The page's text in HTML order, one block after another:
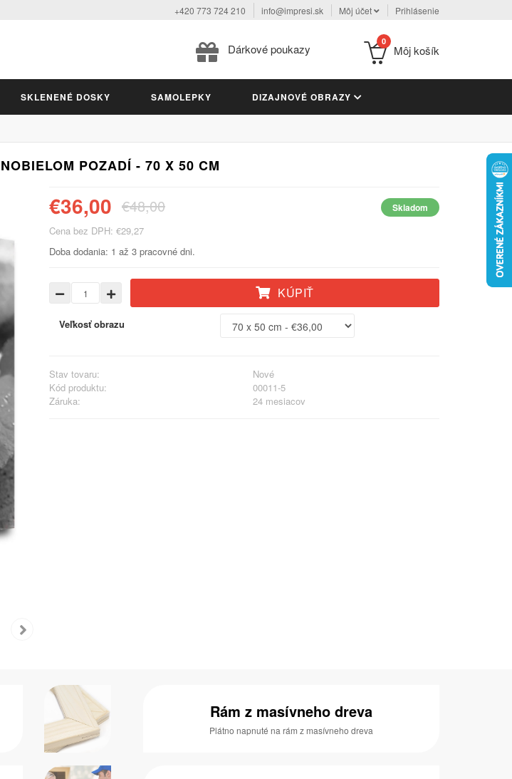
+420 773 724 210 info@impresi.sk Môj účet Prihlásenie
Dárkové poukazy
0
Môj košík
SKLENENÉ DOSKY SAMOLEPKY DIZAJNOVÉ OBRAZY
POZADÍ - 70 X 50 CM
€36,00 €48,00 Skladom
Cena bez DPH: €29,27
Doba dodania: 1 až 3 pracovné dni.
KÚPIŤ
Veľkosť obrazu
Stav tovaru:
Nové
Kód produktu:
00011-5
Záruka:
24 mesiacov
Rám z masívneho dreva
Plátno napnuté na rám z masívneho dreva